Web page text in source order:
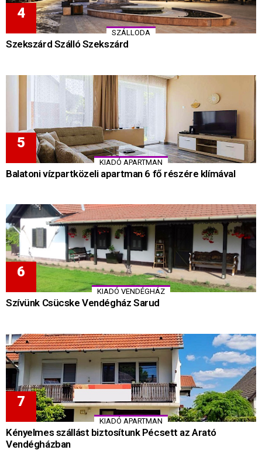
SZÁLLODA
Szekszárd Szálló Szekszárd
KIADÓ APARTMAN
Balatoni vízpartközeli apartman 6 fő részére klímával
KIADÓ VENDÉGHÁZ
Szívünk Csücske Vendégház Sarud
KIADÓ APARTMAN
Kényelmes szállást biztosítunk Pécsett az Arató
Vendégházban